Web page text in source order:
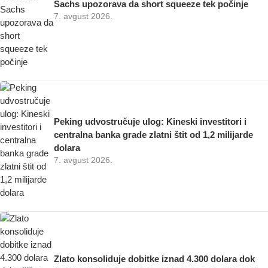
Sachs upozorava da short squeeze tek počinje
7. avgust 2026.
Peking udvostručuje ulog: Kineski investitori i
centralna banka grade zlatni štit od 1,2 milijarde
dolara
7. avgust 2026.
Zlato konsoliduje dobitke iznad 4.300 dolara dok